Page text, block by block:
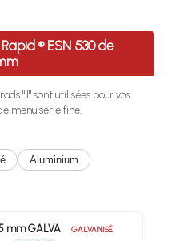
® ESN 530 de
"J" sont utilisées pour vos
menuiserie fine.
Aluminium
mm GALVA GALVANISÉ